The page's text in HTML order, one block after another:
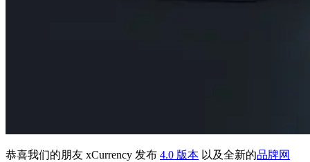
恭喜我们的朋友 xCurrency 发布 4.0 版本 以及全新的品牌网